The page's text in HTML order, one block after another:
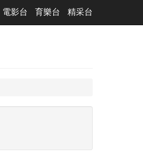
電影台 育樂台 精采台